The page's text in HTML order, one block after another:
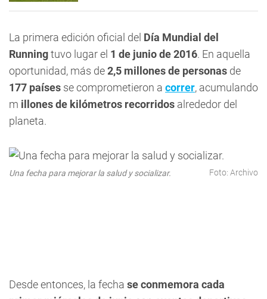
La primera edición oficial del Día Mundial del
Runningtuvo lugar el 1 de junio de 2016. En aquella
oportunidad, más de2,5 millones de personas de
177 países se comprometieron a correr, acumulando
m illones de kilómetros recorridos alrededor del
planeta.
Una fecha para mejorar la salud y socializar. Foto: Archivo
Desde entonces, la fecha se conmemora cada